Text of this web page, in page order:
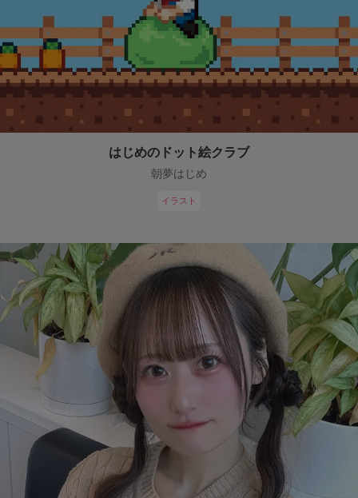
はじめのドット絵クラブ
朝夢はじめ
イラスト